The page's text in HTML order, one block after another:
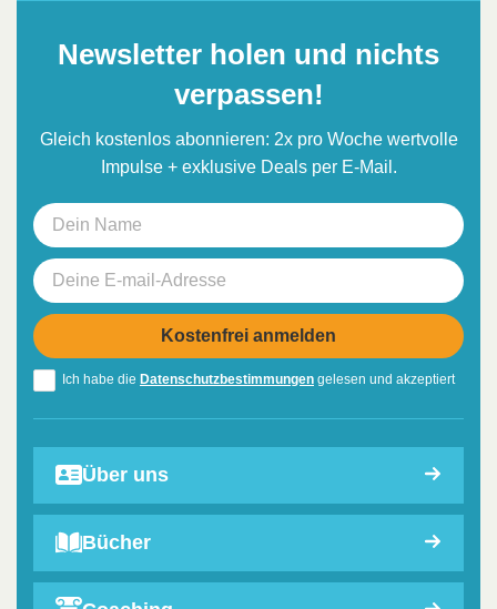
Newsletter holen und nichts
verpassen!
Gleich kostenlos abonnieren: 2x pro Woche wertvolle
Impulse + exklusive Deals per E-Mail.
Ich habe die Datenschutzbestimmungen gelesen und akzeptiert
Über uns
Bücher